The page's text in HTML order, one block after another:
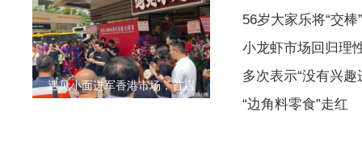
遇见小面进军香港市场，首店
56岁大家乐将“交
小龙虾市场回归理
多次表示“没有兴
“边角料零食”走红